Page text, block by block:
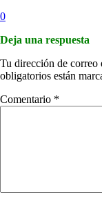
0
Deja una respuesta
Tu dirección de correo
obligatorios están
Comentario *